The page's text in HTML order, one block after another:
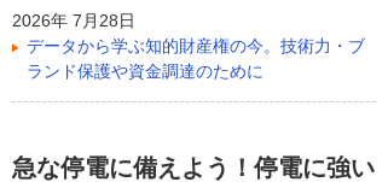
2026年 7月28日
データから学ぶ知的財産権の今。技術力・ブ
ランド保護や資金調達のために
急な停電に備えよう！停電に強い